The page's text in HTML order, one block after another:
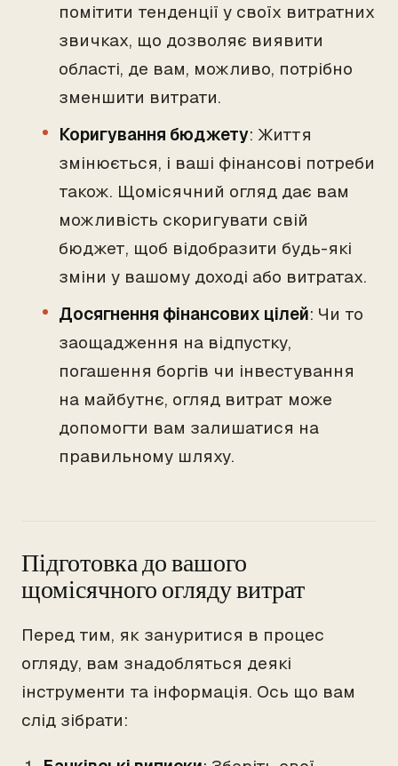
помітити тенденції у своїх витратних
звичках, що дозволяє виявити
області, де вам, можливо, потрібно
зменшити витрати.
Коригування бюджету: Життя
змінюється, і ваші фінансові потреби
також. Щомісячний огляд дає вам
можливість скоригувати свій
бюджет, щоб відобразити будь-які
зміни у вашому доході або витратах.
Досягнення фінансових цілей: Чи то
заощадження на відпустку,
погашення боргів чи інвестування
на майбутнє, огляд витрат може
допомогти вам залишатися на
правильному шляху.
Підготовка до вашого
щомісячного огляду витрат
Перед тим, як зануритися в процес
огляду, вам знадобляться деякі
інструменти та інформація. Ось що вам
слід зібрати: